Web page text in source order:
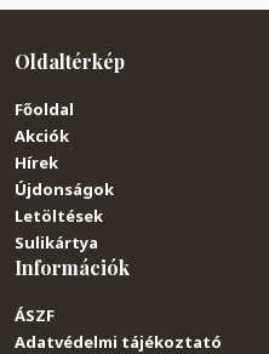
Oldaltérkép
Főoldal
Akciók
Hírek
Újdonságok
Letöltések
Sulikártya
Információk
ÁSZF
Adatvédelmi tájékoztató